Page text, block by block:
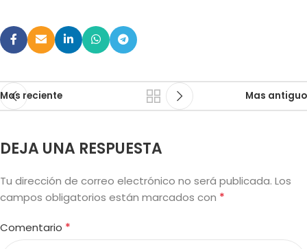
Mas reciente Mas antiguo
DEJA UNA RESPUESTA
Tu dirección de correo electrónico no será publicada. Los
campos obligatorios están marcados con *
Comentario *